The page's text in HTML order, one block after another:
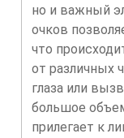
но и важный
очков
что
от различных
глаза или
большое
прилегает к